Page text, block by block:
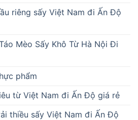
riêng sấy Việt Nam đi Ấn Độ
Mèo Sấy Khô Từ Hà Nội Đi
phẩm
từ Việt Nam đi Ấn Độ giá rẻ
thiều sấy Việt Nam đi Ấn Độ